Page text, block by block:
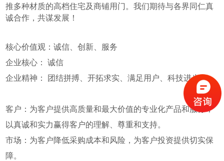
推多种材质的高档住宅及商铺用门。我们期待与各界同仁真
诚合作，共谋发展！
核心价值观：诚信、创新、服务
企业核心： 诚信
企业精神： 团结拼搏、开拓求实、满足用户、科技进步。
客户：为客户提供高质量和最大价值的专业化产品和服务，
以真诚和实力赢得客户的理解、尊重和支持。
市场：为客户降低采购成本和风险，为客户投资提供切实保
障。